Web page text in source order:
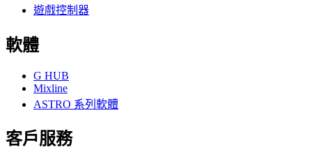
遊戲控制器
軟體
G HUB
Mixline
ASTRO 系列軟體
客戶服務